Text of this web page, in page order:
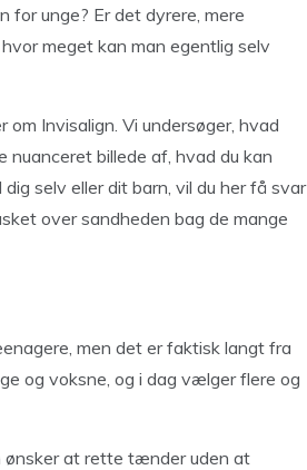
for unge? Er det dyrere, mere
meget kan man egentlig selv
Invisalign. Vi undersøger, hvad
billede af, hvad du kan
selv eller dit barn, vil du her få svar
over sandheden bag de mange
men det er faktisk langt fra
og voksne, og i dag vælger flere og
ønsker at rette tænder uden at